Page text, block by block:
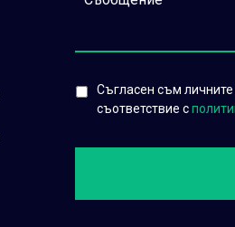
Съгласен съм личните
съответствие с